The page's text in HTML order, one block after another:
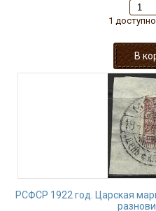
1
РСФСР 1922 год. Царская